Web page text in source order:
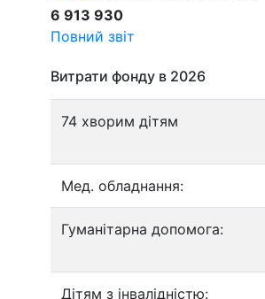
6 913 930
Повний звіт
Витрати фонду в 2026
74 хворим дітям
Мед. обладнання:
Гуманітарна допомога:
Дітям з інвалідністю: